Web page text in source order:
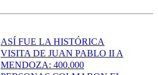
ASÍ FUE LA HISTÓRICA
VISITA DE JUAN PABLO II A
MENDOZA: 400.000